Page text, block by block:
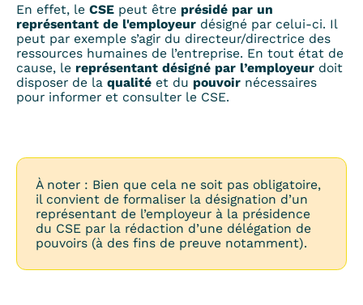
En effet, le CSE peut être présidé par un
représentant de l'employeurdésigné par celui-ci. Il
peut par exemple s’agir du directeur/directrice des
ressources humaines de l’entreprise. En tout état de
cause, le représentant désigné par l’employeur doit
disposer de la qualité et du pouvoir nécessaires
pour informer et consulter le CSE.
À noter : Bien que cela ne soit pas obligatoire,
il convient de formaliser la désignation d’un
représentant de l’employeur à la présidence
du CSE par la rédaction d’une délégation de
pouvoirs (à des fins de preuve notamment).